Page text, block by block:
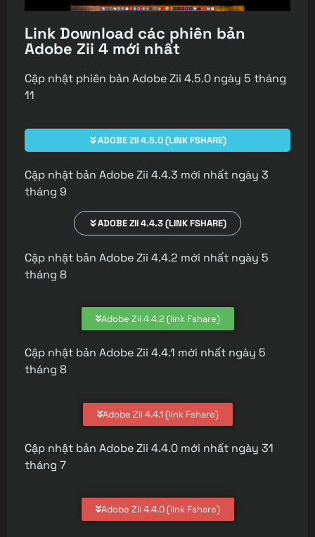
Link Download các phiên bản
Adobe Zii 4 mới nhất
Cập nhật phiên bản Adobe Zii 4.5.0 ngày 5 tháng
11
ADOBE ZII 4.5.0 (LINK FSHARE)
Cập nhật bản Adobe Zii 4.4.3 mới nhất ngày 3
tháng 9
ADOBE ZII 4.4.3 (LINK FSHARE)
Cập nhật bản Adobe Zii 4.4.2 mới nhất ngày 5
tháng 8
Adobe Zii 4.4.2 (link Fshare)
Cập nhật bản Adobe Zii 4.4.1 mới nhất ngày 5
tháng 8
Adobe Zii 4.4.1 (link Fshare)
Cập nhật bản Adobe Zii 4.4.0 mới nhất ngày 31
tháng 7
Adobe Zii 4.4.0 (link Fshare)